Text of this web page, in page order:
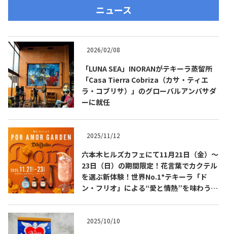
ニュース
2026/02/08
「LUNA SEA」INORANがテキーラ蒸留所
「Casa Tierra Cobriza（カサ・ティエ
ラ・コブリサ）」のグローバルアンバサダ
ーに就任
2025/11/12
六本木ヒルズカフェにて11月21日（金）～
23日（日）の期間限定！花言葉でカクテル
を選ぶ新体験！世界No.1*テキーラ「ド
ン・フリオ」による“愛と情熱”を味わう花
2025/10/10